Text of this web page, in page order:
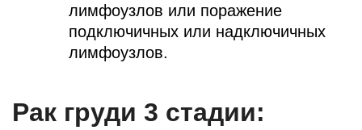
лимфоузлов или поражение
подключичных или надключичных
лимфоузлов.
Рак груди 3 стадии: